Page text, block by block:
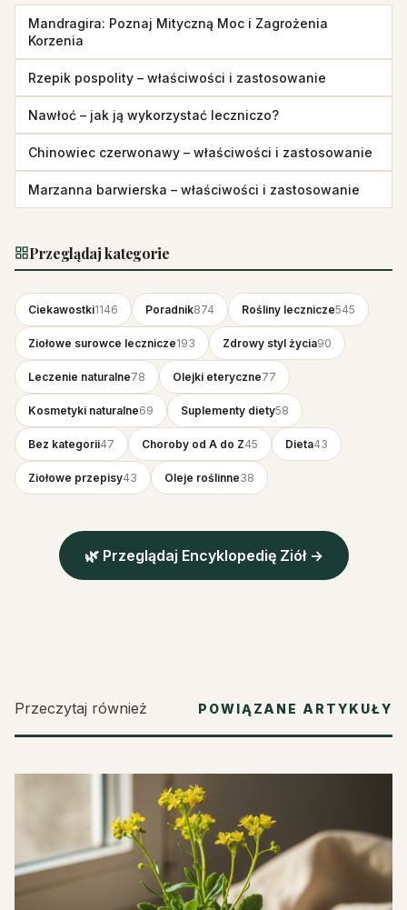
Mandragira: Poznaj Mityczną Moc i Zagrożenia
Korzenia
Rzepik pospolity – właściwości i zastosowanie
Nawłoć – jak ją wykorzystać leczniczo?
Chinowiec czerwonawy – właściwości i zastosowanie
Marzanna barwierska – właściwości i zastosowanie
Przeglądaj kategorie
Ciekawostki1146 Poradnik874 Rośliny lecznicze545
Ziołowe surowce lecznicze193 Zdrowy styl życia90
Leczenie naturalne78 Olejki eteryczne77
Kosmetyki naturalne69 Suplementy diety58
Bez kategorii47 Choroby od A do Z45 Dieta43
Ziołowe przepisy43 Oleje roślinne38
🌿 Przeglądaj Encyklopedię Ziół →
Przeczytaj również POWIĄZANE ARTYKUŁY